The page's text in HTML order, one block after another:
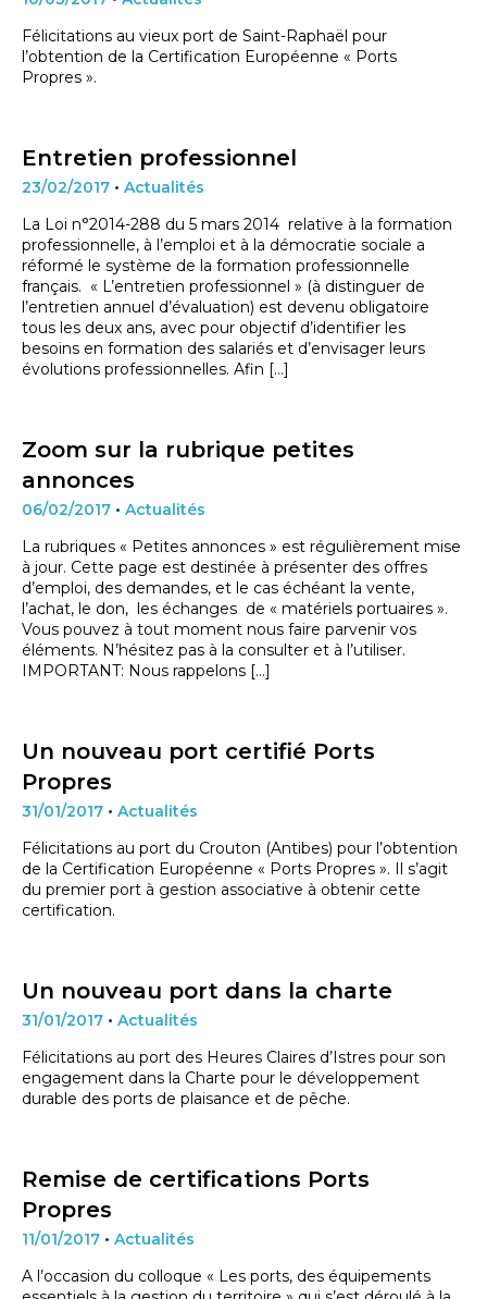
Félicitations au vieux port de Saint-Raphaël pour
l’obtention de la Certification Européenne « Ports
Propres ».
Entretien professionnel
23/02/2017 • Actualités
La Loi n°2014-288 du 5 mars 2014 relative à la formation
professionnelle, à l’emploi et à la démocratie sociale a
réformé le système de la formation professionnelle
français. « L’entretien professionnel » (à distinguer de
l’entretien annuel d’évaluation) est devenu obligatoire
tous les deux ans, avec pour objectif d’identifier les
besoins en formation des salariés et d’envisager leurs
évolutions professionnelles. Afin […]
Zoom sur la rubrique petites
annonces
06/02/2017 • Actualités
La rubriques « Petites annonces » est régulièrement mise
à jour. Cette page est destinée à présenter des offres
d’emploi, des demandes, et le cas échéant la vente,
l’achat, le don, les échanges de « matériels portuaires ».
Vous pouvez à tout moment nous faire parvenir vos
éléments. N’hésitez pas à la consulter et à l’utiliser.
IMPORTANT: Nous rappelons […]
Un nouveau port certifié Ports
Propres
31/01/2017 • Actualités
Félicitations au port du Crouton (Antibes) pour l’obtention
de la Certification Européenne « Ports Propres ». Il s’agit
du premier port à gestion associative à obtenir cette
certification.
Un nouveau port dans la charte
31/01/2017 • Actualités
Félicitations au port des Heures Claires d’Istres pour son
engagement dans la Charte pour le développement
durable des ports de plaisance et de pêche.
Remise de certifications Ports
Propres
11/01/2017 • Actualités
A l’occasion du colloque « Les ports, des équipements